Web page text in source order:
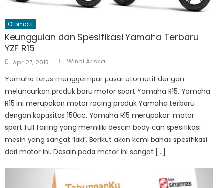
Otomotif
Keunggulan dan Spesifikasi Yamaha Terbaru
YZF R15
Posted
on
Apr 27, 2015 Author
Windi Ariska
Yamaha terus menggempur pasar otomotif dengan
meluncurkan produk baru motor sport Yamaha R15. Yamaha
R15 ini merupakan motor racing produk Yamaha terbaru
dengan kapasitas 150cc. Yamaha R15 merupakan motor
sport full fairing yang memiliki desain body dan spesifikasi
mesin yang sangat ‘laki’. Berikut akan kami bahas spesifikasi
dari motor ini. Desain pada motor ini sangat […]